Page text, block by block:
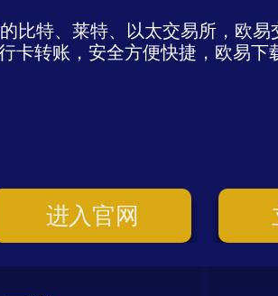
比特、莱特、以太交易所，欧
卡转账，安全方便快捷，欧易下
进入官网